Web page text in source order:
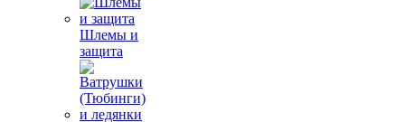
Шлемы и
защита